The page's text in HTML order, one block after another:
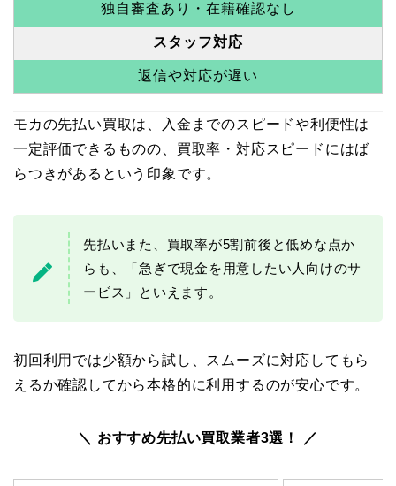
独自審査あり・在籍確認なし
スタッフ対応
返信や対応が遅い
モカの先払い買取は、入金までのスピードや利便性は
一定評価できるものの、買取率・対応スピードにはば
らつきがあるという印象です。
先払いまた、買取率が5割前後と低めな点か
らも、「急ぎで現金を用意したい人向けのサ
ービス」といえます。
初回利用では少額から試し、スムーズに対応してもら
えるか確認してから本格的に利用するのが安心です。
＼ おすすめ先払い買取業者3選！ ／